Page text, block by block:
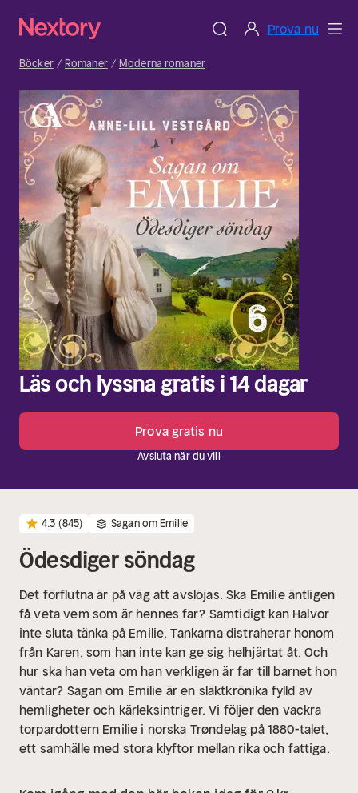
Prova nu
Böcker Romaner Moderna romaner
Läs och lyssna gratis i 14 dagar
Prova gratis nu
Avsluta när du vill
4.3 (845) Sagan om Emilie
Ödesdiger söndag
Det förflutna är på väg att avslöjas. Ska Emilie äntligen
få veta vem som är hennes far? Samtidigt kan Halvor
inte sluta tänka på Emilie. Tankarna distraherar honom
från Karen, som han inte kan ge sig helhjärtat åt. Och
hur ska han veta om han verkligen är far till barnet hon
väntar? Sagan om Emilie är en släktkrönika fylld av
hemligheter och kärleksintriger. Vi följer den vackra
torpardottern Emilie i norska Trøndelag på 1880-talet,
ett samhälle med stora klyftor mellan rika och fattiga.